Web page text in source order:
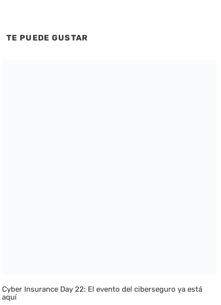
TE PUEDE GUSTAR
Cyber Insurance Day 22: El evento del ciberseguro ya está
aquí